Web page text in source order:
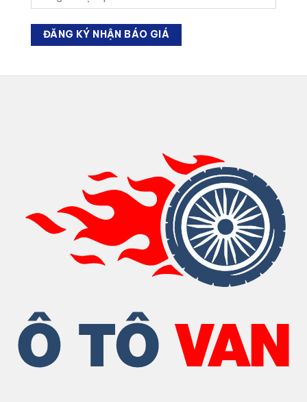
xe
bạn
quan
(Required)